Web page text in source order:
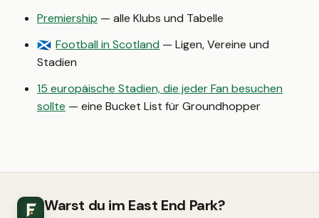
Premiership — alle Klubs und Tabelle
🏴󠁧󠁢󠁳󠁣󠁴󠁿 Football in Scotland — Ligen, Vereine und
Stadien
15 europäische Stadien, die jeder Fan besuchen
sollte — eine Bucket List für Groundhopper
Warst du im East End Park?